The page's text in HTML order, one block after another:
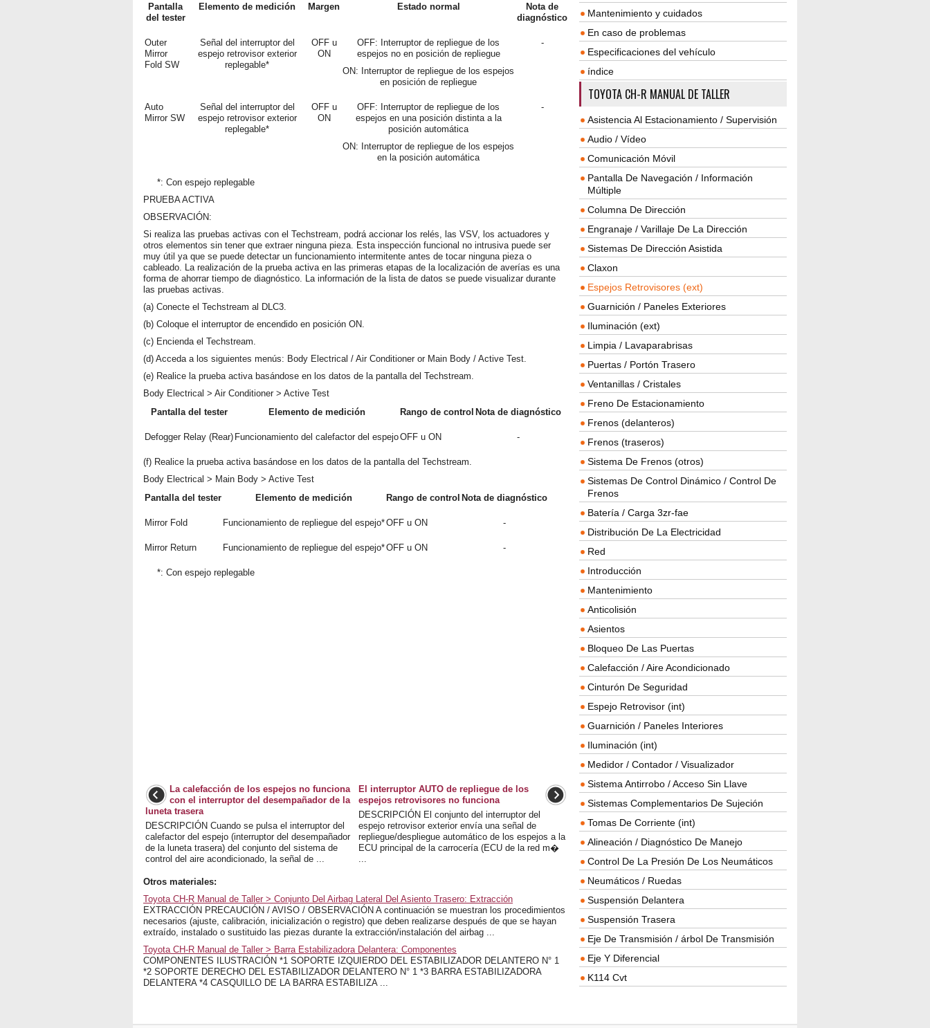
Pantalla
del tester
Elemento de medición Margen Estado normal
Nota de
diagnóstico
Outer
Mirror
Fold SW
Señal del interruptor del
espejo retrovisor exterior
replegable*
OFF u
ON
OFF: Interruptor de repliegue de los
espejos no en posición de repliegue
ON: Interruptor de repliegue de los espejos
en posición de repliegue
-
Auto
Mirror SW
Señal del interruptor del
espejo retrovisor exterior
replegable*
OFF u
ON
OFF: Interruptor de repliegue de los
espejos en una posición distinta a la
posición automática
ON: Interruptor de repliegue de los espejos
en la posición automática
-
*: Con espejo replegable
PRUEBA ACTIVA
OBSERVACIÓN:
Si realiza las pruebas activas con el Techstream, podrá accionar los relés, las VSV, los actuadores y
otros elementos sin tener que extraer ninguna pieza. Esta inspección funcional no intrusiva puede ser
muy útil ya que se puede detectar un funcionamiento intermitente antes de tocar ninguna pieza o
cableado. La realización de la prueba activa en las primeras etapas de la localización de averías es una
forma de ahorrar tiempo de diagnóstico. La información de la lista de datos se puede visualizar durante
las pruebas activas.
(a) Conecte el Techstream al DLC3.
(b) Coloque el interruptor de encendido en posición ON.
(c) Encienda el Techstream.
(d) Acceda a los siguientes menús: Body Electrical / Air Conditioner or Main Body / Active Test.
(e) Realice la prueba activa basándose en los datos de la pantalla del Techstream.
Body Electrical > Air Conditioner > Active Test
Pantalla del tester
Elemento de medición Rango de control Nota de diagnóstico
Defogger Relay (Rear) Funcionamiento del calefactor del espejoOFF u ON -
(f) Realice la prueba activa basándose en los datos de la pantalla del Techstream.
Body Electrical > Main Body > Active Test
Pantalla del tester
Elemento de medición Rango de control Nota de diagnóstico
Mirror Fold Funcionamiento de repliegue del espejo*OFF u ON -
Mirror Return Funcionamiento de repliegue del espejo*OFF u ON -
*: Con espejo replegable
La calefacción de los espejos no funciona
con el interruptor del desempañador de la
luneta trasera
DESCRIPCIÓN Cuando se pulsa el interruptor del
calefactor del espejo (interruptor del desempañador
de la luneta trasera) del conjunto del sistema de
control del aire acondicionado, la señal de ...
El interruptor AUTO de repliegue de los
espejos retrovisores no funciona
DESCRIPCIÓN El conjunto del interruptor del
espejo retrovisor exterior envía una señal de
repliegue/despliegue automático de los espejos a la
ECU principal de la carrocería (ECU de la red m�
...
Otros materiales:
Toyota CH-R Manual de Taller > Conjunto Del Airbag Lateral Del Asiento Trasero: Extracción
EXTRACCIÓN PRECAUCIÓN / AVISO / OBSERVACIÓN A continuación se muestran los procedimientos
necesarios (ajuste, calibración, inicialización o registro) que deben realizarse después de que se hayan
extraído, instalado o sustituido las piezas durante la extracción/instalación del airbag ...
Toyota CH-R Manual de Taller > Barra Estabilizadora Delantera: Componentes
COMPONENTES ILUSTRACIÓN *1 SOPORTE IZQUIERDO DEL ESTABILIZADOR DELANTERO N° 1
*2 SOPORTE DERECHO DEL ESTABILIZADOR DELANTERO N° 1 *3 BARRA ESTABILIZADORA
DELANTERA *4 CASQUILLO DE LA BARRA ESTABILIZA ...
Mantenimiento y cuidados
En caso de problemas
Especificaciones del vehículo
índice
TOYOTA CH-R MANUAL DE TALLER
Asistencia Al Estacionamiento / Supervisión
Audio / Vídeo
Comunicación Móvil
Pantalla De Navegación / Información
Múltiple
Columna De Dirección
Engranaje / Varillaje De La Dirección
Sistemas De Dirección Asistida
Claxon
Espejos Retrovisores (ext)
Guarnición / Paneles Exteriores
Iluminación (ext)
Limpia / Lavaparabrisas
Puertas / Portón Trasero
Ventanillas / Cristales
Freno De Estacionamiento
Frenos (delanteros)
Frenos (traseros)
Sistema De Frenos (otros)
Sistemas De Control Dinámico / Control De
Frenos
Batería / Carga 3zr-fae
Distribución De La Electricidad
Red
Introducción
Mantenimiento
Anticolisión
Asientos
Bloqueo De Las Puertas
Calefacción / Aire Acondicionado
Cinturón De Seguridad
Espejo Retrovisor (int)
Guarnición / Paneles Interiores
Iluminación (int)
Medidor / Contador / Visualizador
Sistema Antirrobo / Acceso Sin Llave
Sistemas Complementarios De Sujeción
Tomas De Corriente (int)
Alineación / Diagnóstico De Manejo
Control De La Presión De Los Neumáticos
Neumáticos / Ruedas
Suspensión Delantera
Suspensión Trasera
Eje De Transmisión / árbol De Transmisión
Eje Y Diferencial
K114 Cvt